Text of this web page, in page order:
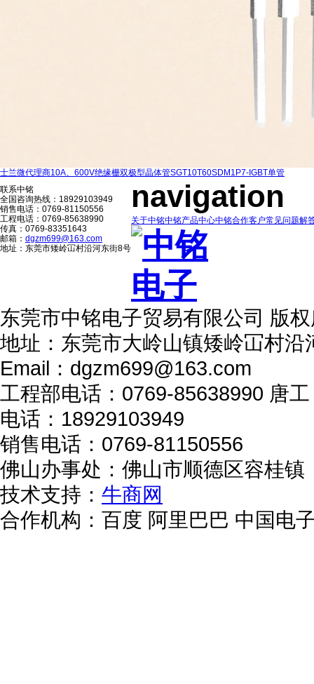
士兰微代理商10A、600V绝缘栅双极型晶体管SGT10T60SDM1P7-IGBT单管
联系中铭
全国咨询热线： 18929103949
销售电话：0769-81150556
工程电话：0769-85638990
传真：0769-83351643
邮箱： dgzm699@163.com
地址：东莞市矮岭冚村沿河东街8号
navigation
关于中铭中铭产品中心中铭合作客户常见问题解
东莞市中铭电子贸易有限公司 版
地址：东莞市大岭山镇矮岭冚村沿
Email：dgzm699@163.com
工程部电话：0769-85638990 唐
电话：18929103949
销售电话：0769-81150556
佛山办事处：佛山市顺德区容桂镇
技术支持： 牛商网
合作机构：百度 阿里巴巴 中国电